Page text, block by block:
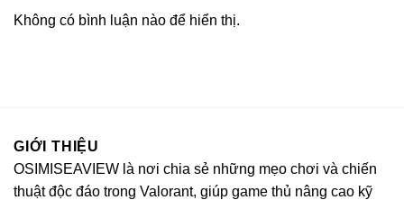
Không có bình luận nào để hiển thị.
GIỚI THIỆU
OSIMISEAVIEW là nơi chia sẻ những mẹo chơi và chiến
thuật độc đáo trong Valorant, giúp game thủ nâng cao kỹ